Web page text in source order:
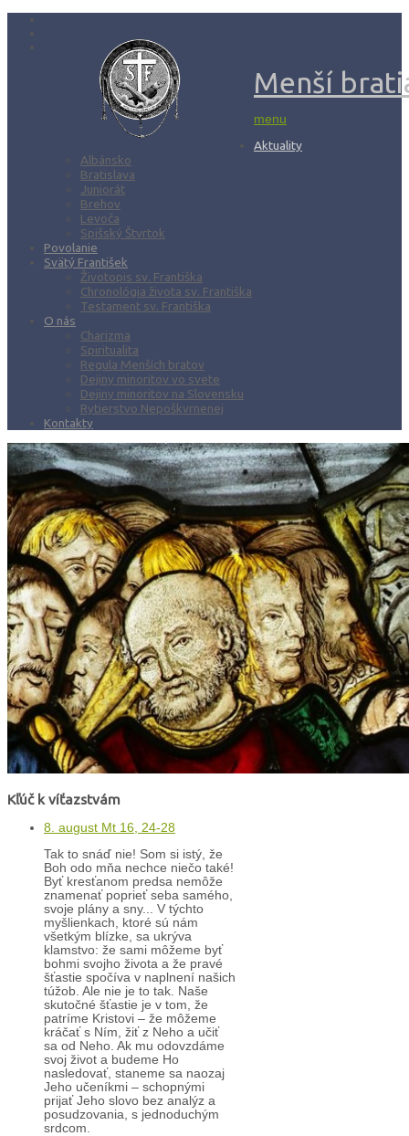
Menší
menu
Aktuality
Albánsko
Bratislava
Juniorát
Brehov
Levoča
Spišský Štvrtok
Povolanie
Svätý František
Životopis sv. Františka
Chronológia života sv. Františka
Testament sv. Františka
O nás
Charizma
Spiritualita
Regula Menších bratov
Dejiny minoritov vo svete
Dejiny minoritov na Slovensku
Rytierstvo Nepoškvrnenej
Kontakty
Kľúč k víťazstvám
8. august Mt 16, 24-28
Tak to snáď nie! Som si istý, že
Boh odo mňa nechce niečo také!
Byť kresťanom predsa nemôže
znamenať poprieť seba samého,
svoje plány a sny... V týchto
myšlienkach, ktoré sú nám
všetkým blízke, sa ukrýva
klamstvo: že sami môžeme byť
bohmi svojho života a že pravé
šťastie spočíva v naplnení našich
túžob. Ale nie je to tak. Naše
skutočné šťastie je v tom, že
patríme Kristovi – že môžeme
kráčať s Ním, žiť z Neho a učiť
sa od Neho. Ak mu odovzdáme
svoj život a budeme Ho
nasledovať, staneme sa naozaj
Jeho učeníkmi – schopnými
prijať Jeho slovo bez analýz a
posudzovania, s jednoduchým
srdcom.